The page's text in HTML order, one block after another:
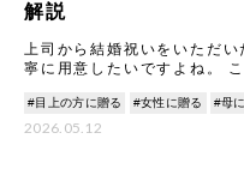
解説
上司から結婚祝いをいただ
寧に用意したいですよね。
ギ
#目上の方に贈る #女性に贈る #母
2026.05.12